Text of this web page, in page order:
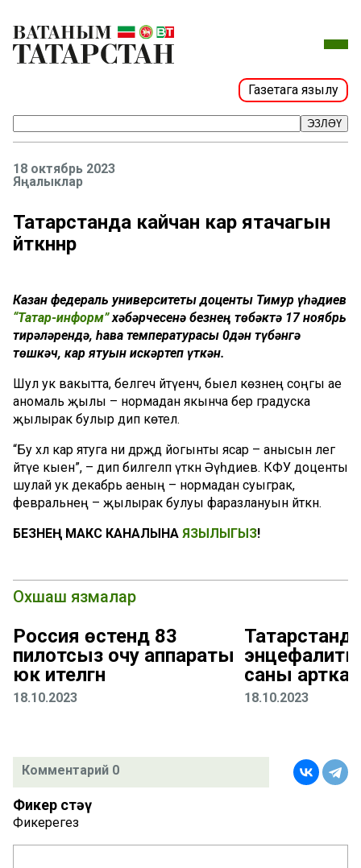
Газетага язылу
ЭЗЛӘҮ
18 октябрь 2023
Яңалыклар
Татарстанда кайчан кар ятачагын
әйткәннәр
Казан федераль университеты доценты Тимур Әүһәдиев
“Татар-информ”хәбәрчесенә безнең төбәктә 17 ноябрь
тирәләрендә, һава температурасы 0дән түбәнгә
төшкәч, кар ятуын искәртеп үткән.
Шул ук вакытта, белгеч әйтүенчә, быел көзнең соңгы ае
аномаль җылы – нормадан якынча бер градуска
җылырак булыр дип көтелә.
“Бу хәл кар ятуга ни дәрәҗәдә йогынты ясар – анысын әлегә
әйтүе кыен”, – дип билгеләп үткән Әүһәдиев. КФУ доценты
шулай ук декабрь аеның – нормадан суыграк, ә
февральнең – җылырак булуы фаразлануын әйткән.
БЕЗНЕҢ МАКС КАНАЛЫНА ЯЗЫЛЫГЫЗ!
Охшаш язмалар
Россия өстендә 83
пилотсыз очу аппараты
юк ителгән
18.10.2023
саны арткан
18.10.2023
Комментарий 0
Фикер өстәү
Фикерегез